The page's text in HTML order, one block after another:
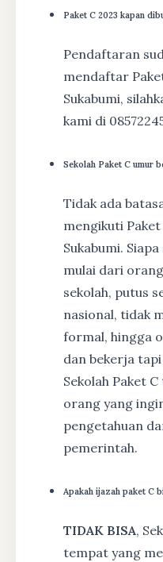
Paket C 2023 kapan
Pendaftaran
mendaftar
Sukabumi,
kami di
Sekolah Paket C umur
Tidak ada
mengikuti Paket
Sukabumi.
mulai dari
sekolah, putus
nasional, tidak
formal, hingga
dan bekerja
Sekolah Paket
orang yang
pengetahuan
pemerintah.
Apakah ijazah paket C
TIDAK BISA,
tempat yang